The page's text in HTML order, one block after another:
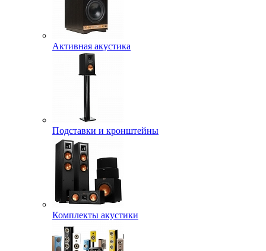
Активная акустика
Подставки и кронштейны
Комплекты акустики